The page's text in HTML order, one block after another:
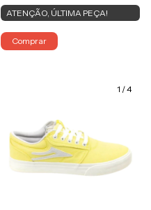
ATENÇÃO, ÚLTIMA PEÇA!
Comprar
1 /4